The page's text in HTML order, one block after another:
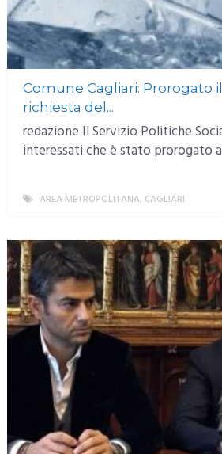
Comune Cagliari: Prorogato
richiesta del...
redazione Il Servizio Politiche
interessati che è stato prorogato
AREA METROPOLITANA, CAGLIARI